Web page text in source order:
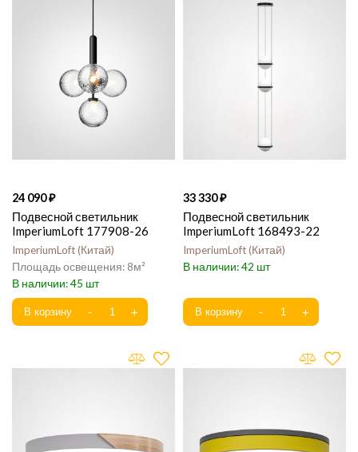
24 090
Подвесной светильник
ImperiumLoft 177908-26
ImperiumLoft Китай
8
45
33 330
Подвесной светильник
ImperiumLoft 168493-22
ImperiumLoft Китай
42